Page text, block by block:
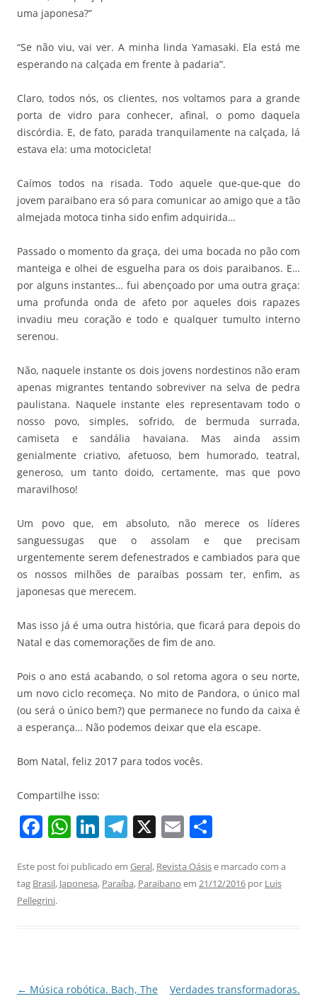
uma japonesa?”
“Se não viu, vai ver. A minha linda Yamasaki. Ela está me
esperando na calçada em frente à padaria”.
Claro, todos nós, os clientes, nos voltamos para a grande
porta de vidro para conhecer, afinal, o pomo daquela
discórdia. E, de fato, parada tranquilamente na calçada, lá
estava ela: uma motocicleta!
Caímos todos na risada. Todo aquele que-que-que do
jovem paraibano era só para comunicar ao amigo que a tão
almejada motoca tinha sido enfim adquirida…
Passado o momento da graça, dei uma bocada no pão com
manteiga e olhei de esguelha para os dois paraibanos. E…
por alguns instantes… fui abençoado por uma outra graça:
uma profunda onda de afeto por aqueles dois rapazes
invadiu meu coração e todo e qualquer tumulto interno
serenou.
Não, naquele instante os dois jovens nordestinos não eram
apenas migrantes tentando sobreviver na selva de pedra
paulistana. Naquele instante eles representavam todo o
nosso povo, simples, sofrido, de bermuda surrada,
camiseta e sandália havaiana. Mas ainda assim
genialmente criativo, afetuoso, bem humorado, teatral,
generoso, um tanto doido, certamente, mas que povo
maravilhoso!
Um povo que, em absoluto, não merece os líderes
sanguessugas que o assolam e que precisam
urgentemente serem defenestrados e cambiados para que
os nossos milhões de paraíbas possam ter, enfim, as
japonesas que merecem.
Mas isso já é uma outra história, que ficará para depois do
Natal e das comemorações de fim de ano.
Pois o ano está acabando, o sol retoma agora o seu norte,
um novo ciclo recomeça. No mito de Pandora, o único mal
(ou será o único bem?) que permanece no fundo da caixa é
a esperança… Não podemos deixar que ela escape.
Bom Natal, feliz 2017 para todos vocês.
Compartilhe isso:
F
c
e
k
W
at
s
Li
k
e
T
e
gr
X E
ai
l
ar
e
Este post foi publicado em Geral, Revista Oásise marcado com a
tag Brasil, Japonesa, Paraíba, Paraibano em 21/12/2016 por Luis
Pellegrini.
Navegação
← Música robótica. Bach, The
Verdades transformadoras.